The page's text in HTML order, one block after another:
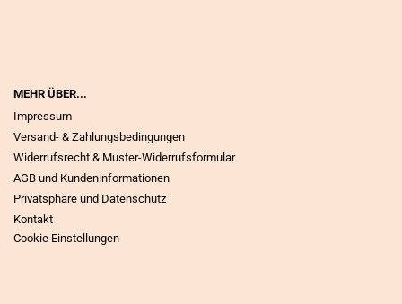
MEHR ÜBER...
Impressum
Versand- & Zahlungsbedingungen
Widerrufsrecht & Muster-Widerrufsformular
AGB und Kundeninformationen
Privatsphäre und Datenschutz
Kontakt
Cookie Einstellungen